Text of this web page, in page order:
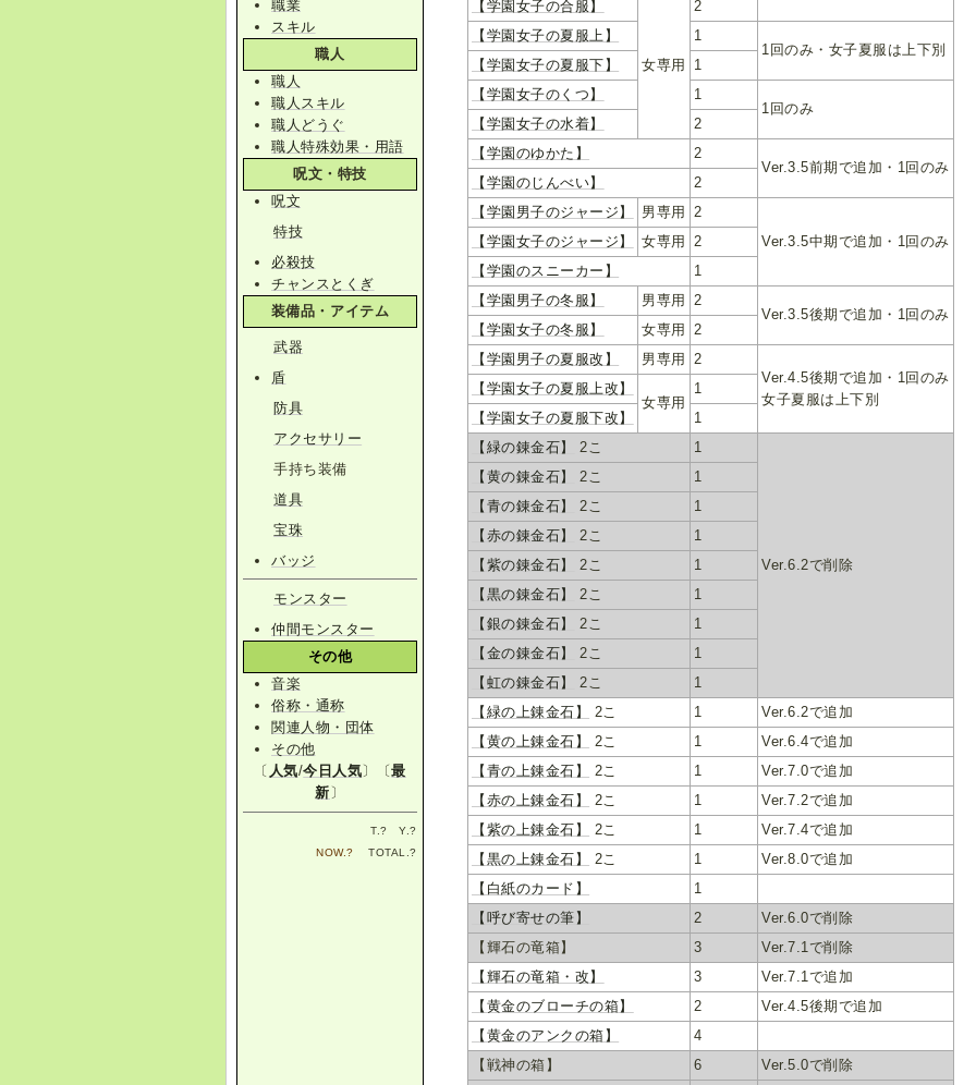
【学園女子の合服】
女専用
2
【学園女子の夏服上】
1
1回のみ・女子夏服は上下別
【学園女子の夏服下】
1
【学園女子のくつ】
1
1回のみ
【学園女子の水着】
2
【学園のゆかた】
2
Ver.3.5前期で追加・1回のみ
【学園のじんべい】
2
【学園男子のジャージ】
男専用
2
Ver.3.5中期で追加・1回のみ
【学園女子のジャージ】 女専用
2
【学園のスニーカー】
1
【学園男子の冬服】
男専用
2
Ver.3.5後期で追加・1回のみ
【学園女子の冬服】
女専用
2
【学園男子の夏服改】
男専用
2
Ver.4.5後期で追加・1回のみ
女子夏服は上下別
【学園女子の夏服上改】
女専用
1
【学園女子の夏服下改】
1
【緑の錬金石】
2こ 1
Ver.6.2で削除
【黄の錬金石】 2こ
1
【青の錬金石】
2こ
1
【赤の錬金石】
2こ
1
【紫の錬金石】
2こ
1
【黒の錬金石】
2こ
1
【銀の錬金石】
2こ
1
【金の錬金石】
2こ
1
【虹の錬金石】
2こ
1
【緑の上錬金石】
2こ 1
Ver.6.2で追加
【黄の上錬金石】
2こ 1
Ver.6.4で追加
【青の上錬金石】
2こ 1
Ver.7.0で追加
【赤の上錬金石】
2こ 1
Ver.7.2で追加
【紫の上錬金石】
2こ 1
Ver.7.4で追加
【黒の上錬金石】
2こ 1
Ver.8.0で追加
【白紙のカード】
1
【呼び寄せの筆】
2
Ver.6.0で削除
【輝石の竜箱】
3
Ver.7.1で削除
【輝石の竜箱・改】
3
Ver.7.1で追加
【黄金のブローチの箱】
2
Ver.4.5後期で追加
【黄金のアンクの箱】
4
【戦神の箱】
6
Ver.5.0で削除
職業
スキル
職人
職人
職人スキル
職人どうぐ
職人特殊効果・用語
呪文・特技
呪文
特技
必殺技
チャンスとくぎ
装備品・アイテム
武器
盾
防具
アクセサリー
手持ち装備
道具
宝珠
バッジ
モンスター
仲間モンスター
その他
音楽
俗称・通称
関連人物・団体
その他
〔 人気/今日人気〕〔最
新 〕
T.? Y.?
NOW.? TOTAL.?